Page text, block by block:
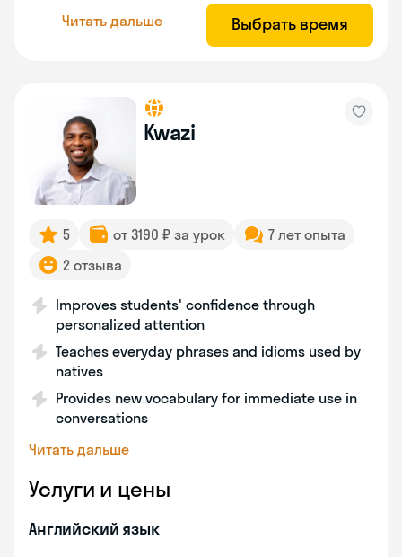
Читать дальше Выбрать время
Kwazi
5 от 3190 ₽ за урок
7 лет опыта
2 отзыва
Improves students' confidence through
personalized attention
Teaches everyday phrases and idioms used by
natives
Provides new vocabulary for immediate use in
conversations
Читать дальше
Услуги и цены
Английский язык